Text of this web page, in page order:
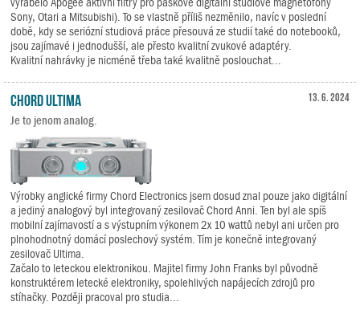
Sony, Otari a Mitsubishi). To se vlastně příliš nezměnilo, navíc v poslední
době, kdy se seriózní studiová práce přesouvá ze studií také do notebooků,
jsou zajímavé i jednodušší, ale přesto kvalitní zvukové adaptéry.
Kvalitní nahrávky je nicméně třeba také kvalitně poslouchat...
13. 6. 2024
Chord Ultima
Je to jenom analog.
Výrobky anglické firmy Chord Electronics jsem dosud znal pouze jako digitální
a jediný analogový byl integrovaný zesilovač Chord Anni. Ten byl ale spíš
mobilní zajímavostí a s výstupním výkonem 2x 10 wattů nebyl ani určen pro
plnohodnotný domácí poslechový systém. Tím je konečně integrovaný
zesilovač Ultima.
Začalo to leteckou elektronikou. Majitel firmy John Franks byl původně
konstruktérem letecké elektroniky, spolehlivých napájecích zdrojů pro
stíhačky. Později pracoval pro studia...